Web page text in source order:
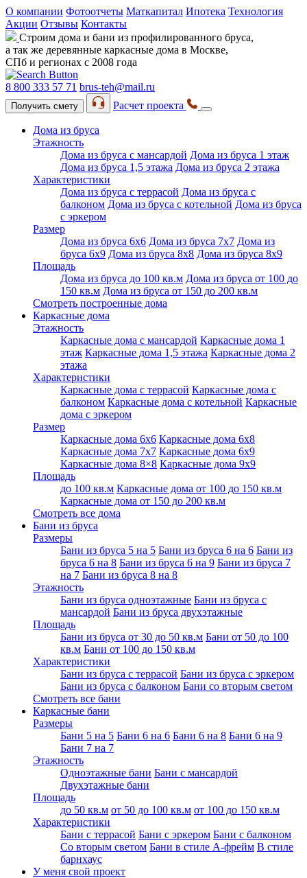
О компании Фотоотчеты Маткапитал Ипотека Технология
Акции Отзывы Контакты
Строим дома и бани из профилированного бруса,
а так же деревянные каркасные дома в Москве,
СПб и регионах с 2008 года
8 800 333 57 71 brus-teh@mail.ru
Получить смету Расчет проекта
Дома из бруса
Этажность
Дома из бруса с мансардой Дома из бруса 1 этаж
Дома из бруса 1,5 этажа Дома из бруса 2 этажа
Характеристики
Дома из бруса с террасой Дома из бруса с
балконом Дома из бруса с котельной Дома из бруса
с эркером
Размер
Дома из бруса 6х6 Дома из бруса 7х7 Дома из
бруса 6х9 Дома из бруса 8х8 Дома из бруса 8х9
Площадь
Дома из бруса до 100 кв.м Дома из бруса от 100 до
150 кв.м Дома из бруса от 150 до 200 кв.м
Смотреть построенные дома
Каркасные дома
Этажность
Каркасные дома с мансардой Каркасные дома 1
этаж Каркасные дома 1,5 этажа Каркасные дома 2
этажа
Характеристики
Каркасные дома с террасой Каркасные дома с
балконом Каркасные дома с котельной Каркасные
дома с эркером
Размер
Каркасные дома 6х6 Каркасные дома 6x8
Каркасные дома 7x7 Каркасные дома 6x9
Каркасные дома 8×8 Каркасные дома 9х9
Площадь
до 100 кв.м Каркасные дома от 100 до 150 кв.м
Каркасные дома от 150 до 200 кв.м
Смотреть все дома
Бани из бруса
Размеры
Бани из бруса 5 на 5 Бани из бруса 6 на 6 Бани из
бруса 6 на 8 Бани из бруса 6 на 9 Бани из бруса 7
на 7 Бани из бруса 8 на 8
Этажность
Бани из бруса одноэтажные Бани из бруса с
мансардой Бани из бруса двухэтажные
Площадь
Бани из бруса от 30 до 50 кв.м Бани от 50 до 100
кв.м Бани от 100 до 150 кв.м
Характеристики
Бани из бруса с террасой Бани из бруса с эркером
Бани из бруса с балконом Бани со вторым светом
Смотреть все бани
Каркасные бани
Размеры
Бани 5 на 5 Бани 6 на 6 Бани 6 на 8 Бани 6 на 9
Бани 7 на 7
Этажность
Одноэтажные бани Бани с мансардой
Двухэтажные бани
Площадь
до 50 кв.м от 50 до 100 кв.м от 100 до 150 кв.м
Характеристики
Бани с террасой Бани с эркером Бани с балконом
Со вторым светом Бани в стиле А-фрейм В стиле
барнхаус
У меня свой проект